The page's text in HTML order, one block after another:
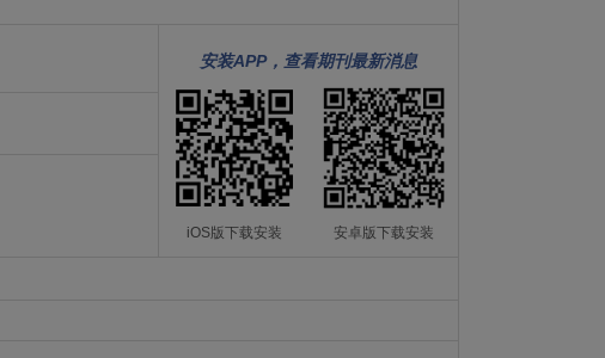
安装APP，查看期刊最新消息
iOS版下载安装 安卓版下载安装